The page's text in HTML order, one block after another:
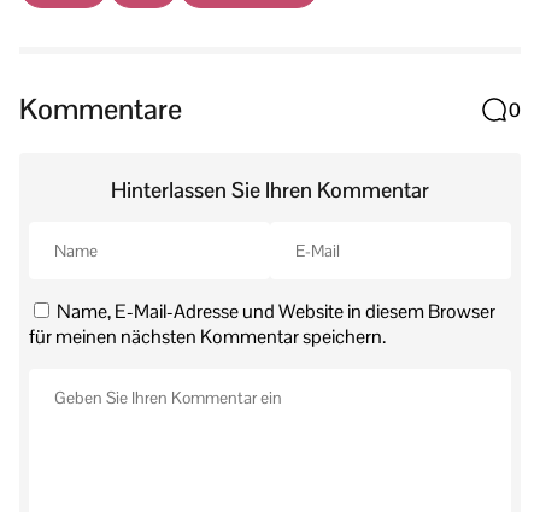
Kommentare 0
Hinterlassen Sie Ihren Kommentar
Name, E-Mail-Adresse und Website in diesem Browser
für meinen nächsten Kommentar speichern.